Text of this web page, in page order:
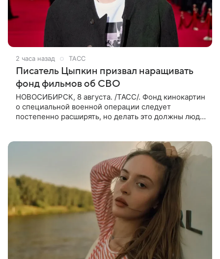
2 часа назад ТАСС
Писатель Цыпкин призвал наращивать
фонд фильмов об СВО
НОВОСИБИРСК, 8 августа. /ТАСС/. Фонд кинокартин
о специальной военной операции следует
постепенно расширять, но делать это должны люди,